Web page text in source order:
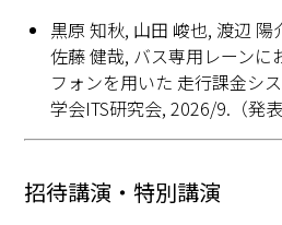
黒原 知秋, 山田 峻也, 渡辺 陽
佐藤 健哉, バス専用レーン
フォンを用いた 走行課金シ
学会ITS研究会, 2026/9.（発表
招待講演・特別講演